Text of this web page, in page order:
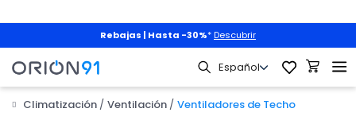
Mascotas|3x2 + envío gratis
Climatización Ventilación Ventiladores de Techo